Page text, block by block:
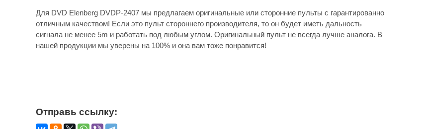
Для DVD Elenberg DVDP-2407 мы предлагаем оригинальные или сторонние пульты с гарантированно
отличным качеством! Если это пульт стороннего производителя, то он будет иметь дальность
сигнала не менее 5m и работать под любым углом. Оригинальный пульт не всегда лучше аналога. В
нашей продукции мы уверены на 100% и она вам тоже понравится!
Отправь ссылку: